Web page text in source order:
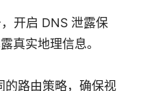
开启 DNS 泄露保
真实地理信息。
的路由策略，确保视